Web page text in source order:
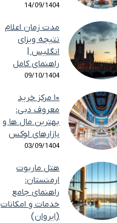
14/09/1404
مدت زمان اعلام
نتیجه ویزای
انگلیس |
راهنمای کامل
09/10/1404
۱۰ مرکز خرید
معروف دبی:
بهترین مال ها و
بازارهای لوکس
03/09/1404
هتل ماریوت
ارمنستان:
راهنمای جامع
خدمات و امکانات
(ایروان)